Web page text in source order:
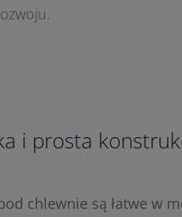
i prosta
chlewnie są łatwe w